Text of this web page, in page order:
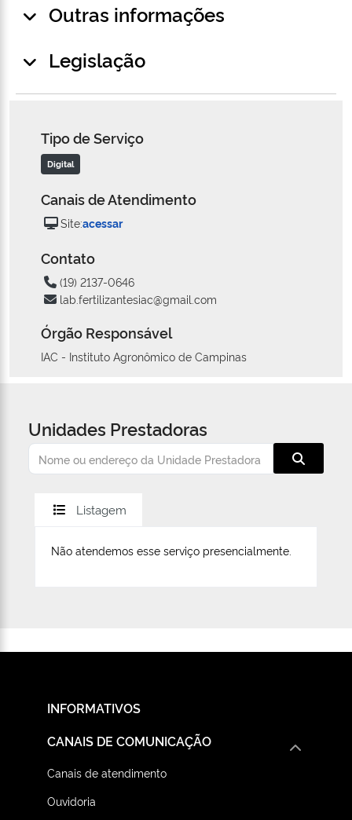
Outras informações
Legislação
Tipo de Serviço
Digital
Canais de Atendimento
Site:acessar
Contato
(19) 2137-0646
lab.fertilizantesiac@gmail.com
Órgão Responsável
IAC - Instituto Agronômico de Campinas
Unidades Prestadoras
Listagem
Não atendemos esse serviço presencialmente.
INFORMATIVOS
CANAIS DE COMUNICAÇÃO
Canais de atendimento
Ouvidoria